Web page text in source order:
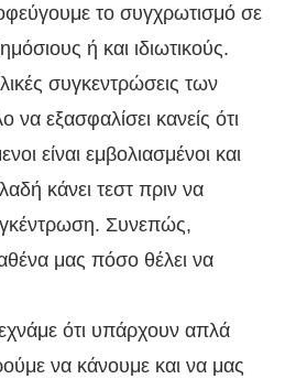
το συγχρωτισμό σε
ή και ιδιωτικούς.
συγκεντρώσεις των
να εξασφαλίσει κανείς ότι
είναι εμβολιασμένοι και
κάνει τεστ πριν να
Συνεπώς,
μας πόσο θέλει να
ότι υπάρχουν απλά
να κάνουμε και να μας